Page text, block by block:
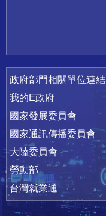
政府部門相關單位連結
我的E政府
國家發展委員會
國家通訊傳播委員會
大陸委員會
勞動部
台灣就業通